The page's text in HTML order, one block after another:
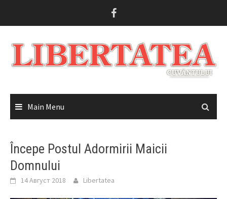
Main Menu
Începe Postul Adormirii Maicii
Domnului
14 Август 2018 Libertatea